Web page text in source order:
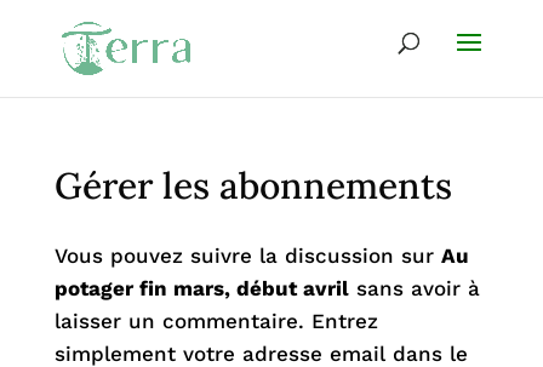
Gérer les abonnements
Vous pouvez suivre la discussion sur Au
potager fin mars, début avrilsans avoir à
laisser un commentaire. Entrez
simplement votre adresse email dans le